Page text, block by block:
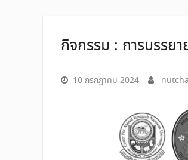
กิจกรรม : การบรรยา
10 กรกฎาคม 2024